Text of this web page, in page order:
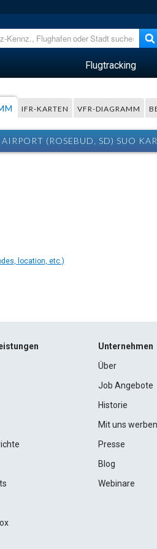
Flugtracking
IFR-KARTEN VFR-DIAGRAMM
(ROSEBUD, SD) SUO
location, etc.)
Unternehmen
Über
Job Angebote
Historie
Mit uns werben
Presse
Blog
Webinare